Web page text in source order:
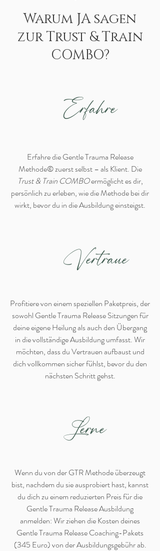
Warum JA sagen
zur Trust & Train
COMBO?
Erfahre
Erfahre die Gentle Trauma Release
Methode© zuerst selbst – als Klient. Die
Trust & Train COMBOermöglicht es dir,
persönlich zu erleben, wie die Methode bei dir
wirkt, bevor du in die Ausbildung einsteigst.
Vertraue
Profitiere von einem speziellen Paketpreis, der
sowohl Gentle Trauma Release Sitzungen für
deine eigene Heilung als auch den Übergang
in die vollständige Ausbildung umfasst. Wir
möchten, dass du Vertrauen aufbaust und
dich vollkommen sicher fühlst, bevor du den
nächsten Schritt gehst.
Lerne
Wenn du von der GTR Methode überzeugt
bist, nachdem du sie ausprobiert hast, kannst
du dich zu einem reduzierten Preis für die
Gentle Trauma Release Ausbildung
anmelden: Wir ziehen die Kosten deines
Gentle Trauma Release Coaching-Pakets
(345 Euro) von der Ausbildungsgebühr ab.